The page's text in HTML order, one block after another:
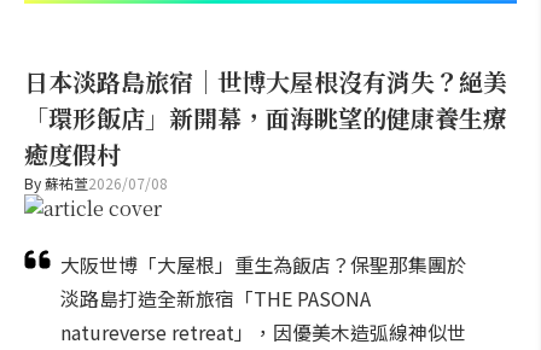
日本淡路島旅宿｜世博大屋根沒有消失？絕美
「環形飯店」新開幕，面海眺望的健康養生療
癒度假村
By蘇祐萱2026/07/08
大阪世博「大屋根」重生為飯店？保聖那集團於
淡路島打造全新旅宿「THE PASONA
natureverse retreat」，因優美木造弧線神似世